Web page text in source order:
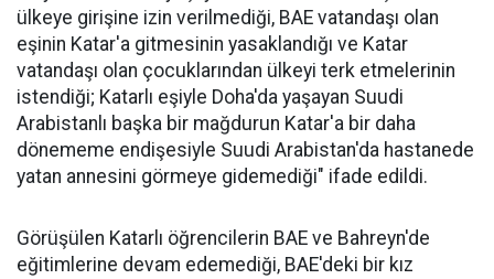
ülkeye girişine izin verilmediği, BAE vatandaşı olan
eşinin Katar'a gitmesinin yasaklandığı ve Katar
vatandaşı olan çocuklarından ülkeyi terk etmelerinin
istendiği; Katarlı eşiyle Doha'da yaşayan Suudi
Arabistanlı başka bir mağdurun Katar'a bir daha
dönememe endişesiyle Suudi Arabistan'da hastanede
yatan annesini görmeye gidemediği" ifade edildi.
Görüşülen Katarlı öğrencilerin BAE ve Bahreyn'de
eğitimlerine devam edemediği, BAE'deki bir kız